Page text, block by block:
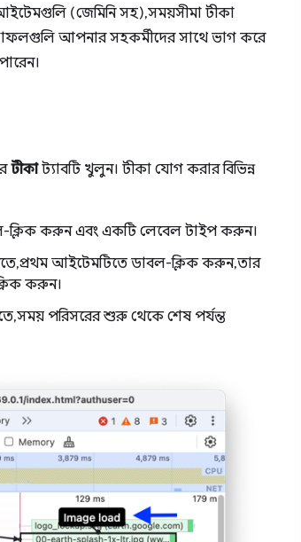
(জেমিনি সহ), সময়সীমা টীকা
আপনার সহকর্মীদের সাথে ভাগ করে
টীকাট্যাবটি খুলুন। টীকা যোগ করার বিভিন্ন
করুন এবং একটি লেবেল টাইপ করুন।
প্রথম আইটেমটিতে ডাবল-ক্লিক করুন, তার
করুন।
সময় পরিসরের শুরু থেকে শেষ পর্যন্ত